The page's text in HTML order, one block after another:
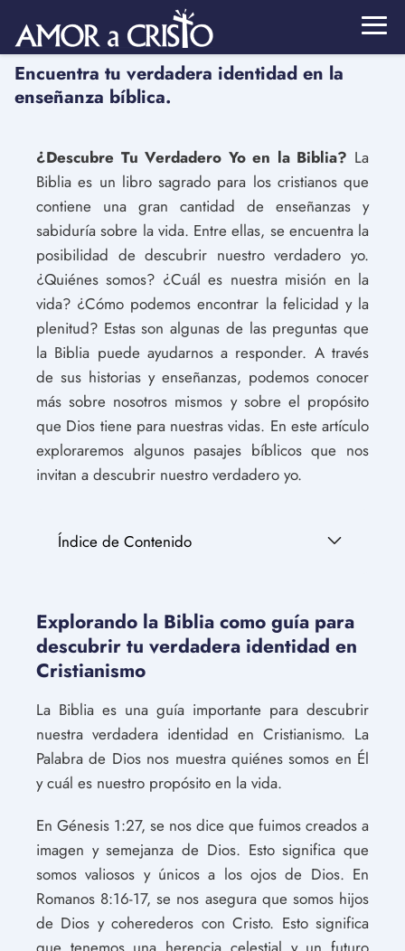
Encuentra tu verdadera identidad en la
enseñanza bíblica.
¿Descubre Tu Verdadero Yo en la Biblia? La
Biblia es un libro sagrado para los cristianos que
contiene una gran cantidad de enseñanzas y
sabiduría sobre la vida. Entre ellas, se encuentra la
posibilidad de descubrir nuestro verdadero yo.
¿Quiénes somos? ¿Cuál es nuestra misión en la
vida? ¿Cómo podemos encontrar la felicidad y la
plenitud? Estas son algunas de las preguntas que
la Biblia puede ayudarnos a responder. A través
de sus historias y enseñanzas, podemos conocer
más sobre nosotros mismos y sobre el propósito
que Dios tiene para nuestras vidas. En este artículo
exploraremos algunos pasajes bíblicos que nos
invitan a descubrir nuestro verdadero yo.
Índice de Contenido
Explorando la Biblia como guía para
descubrir tu verdadera identidad en
Cristianismo
La Biblia es una guía importante para descubrir
nuestra verdadera identidad en Cristianismo. La
Palabra de Dios nos muestra quiénes somos en Él
y cuál es nuestro propósito en la vida.
En Génesis 1:27, se nos dice que fuimos creados a
imagen y semejanza de Dios. Esto significa que
somos valiosos y únicos a los ojos de Dios. En
Romanos 8:16-17, se nos asegura que somos hijos
de Dios y coherederos con Cristo. Esto significa